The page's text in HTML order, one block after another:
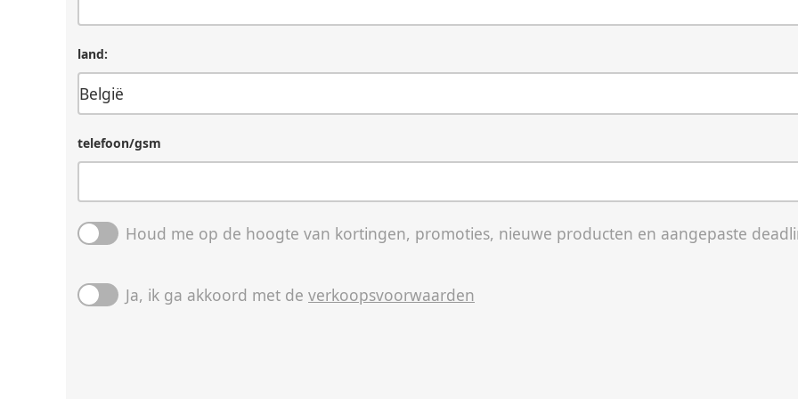
land:
telefoon/gsm
Houd me op de hoogte van kortingen, promoties, nieuwe producten en aangepaste
Ja, ik ga akkoord met deverkoopsvoorwaarden